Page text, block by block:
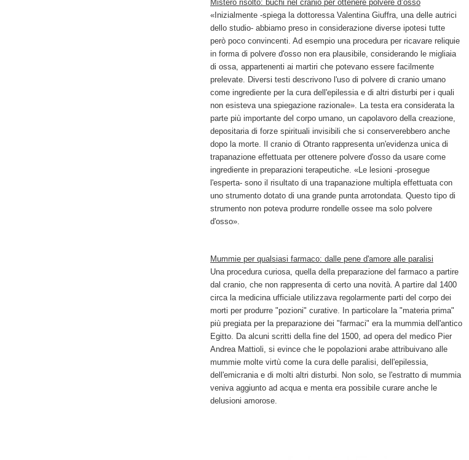
Mistero risolto: buchi nel cranio per ottenere polvere d’osso
«Inizialmente -spiega la dottoressa Valentina Giuffra, una delle autrici
dello studio- abbiamo preso in considerazione diverse ipotesi tutte
però poco convincenti. Ad esempio una procedura per ricavare reliquie
in forma di polvere d'osso non era plausibile, considerando le migliaia
di ossa, appartenenti ai martiri che potevano essere facilmente
prelevate. Diversi testi descrivono l'uso di polvere di cranio umano
come ingrediente per la cura dell'epilessia e di altri disturbi per i quali
non esisteva una spiegazione razionale». La testa era considerata la
parte più importante del corpo umano, un capolavoro della creazione,
depositaria di forze spirituali invisibili che si conserverebbero anche
dopo la morte. Il cranio di Otranto rappresenta un'evidenza unica di
trapanazione effettuata per ottenere polvere d'osso da usare come
ingrediente in preparazioni terapeutiche. «Le lesioni -prosegue
l'esperta- sono il risultato di una trapanazione multipla effettuata con
uno strumento dotato di una grande punta arrotondata. Questo tipo di
strumento non poteva produrre rondelle ossee ma solo polvere
d'osso».
Mummie per qualsiasi farmaco: dalle pene d'amore alle paralisi
Una procedura curiosa, quella della preparazione del farmaco a partire
dal cranio, che non rappresenta di certo una novità. A partire dal 1400
circa la medicina ufficiale utilizzava regolarmente parti del corpo dei
morti per produrre "pozioni" curative. In particolare la "materia prima"
più pregiata per la preparazione dei "farmaci" era la mummia dell'antico
Egitto. Da alcuni scritti della fine del 1500, ad opera del medico Pier
Andrea Mattioli, si evince che le popolazioni arabe attribuivano alle
mummie molte virtù come la cura delle paralisi, dell'epilessia,
dell'emicrania e di molti altri disturbi. Non solo, se l'estratto di mummia
veniva aggiunto ad acqua e menta era possibile curare anche le
delusioni amorose.